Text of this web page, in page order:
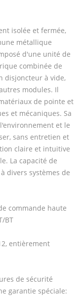
isolée et fermée,
métallique
d'une unité de
combinée de
disjoncteur à vide,
modules. Il
de pointe et
et mécaniques. Sa
et le
sans entretien et
claire et intuitive
La capacité de
divers systèmes de
commande haute
BT
entièrement
de sécurité
garantie spéciale: